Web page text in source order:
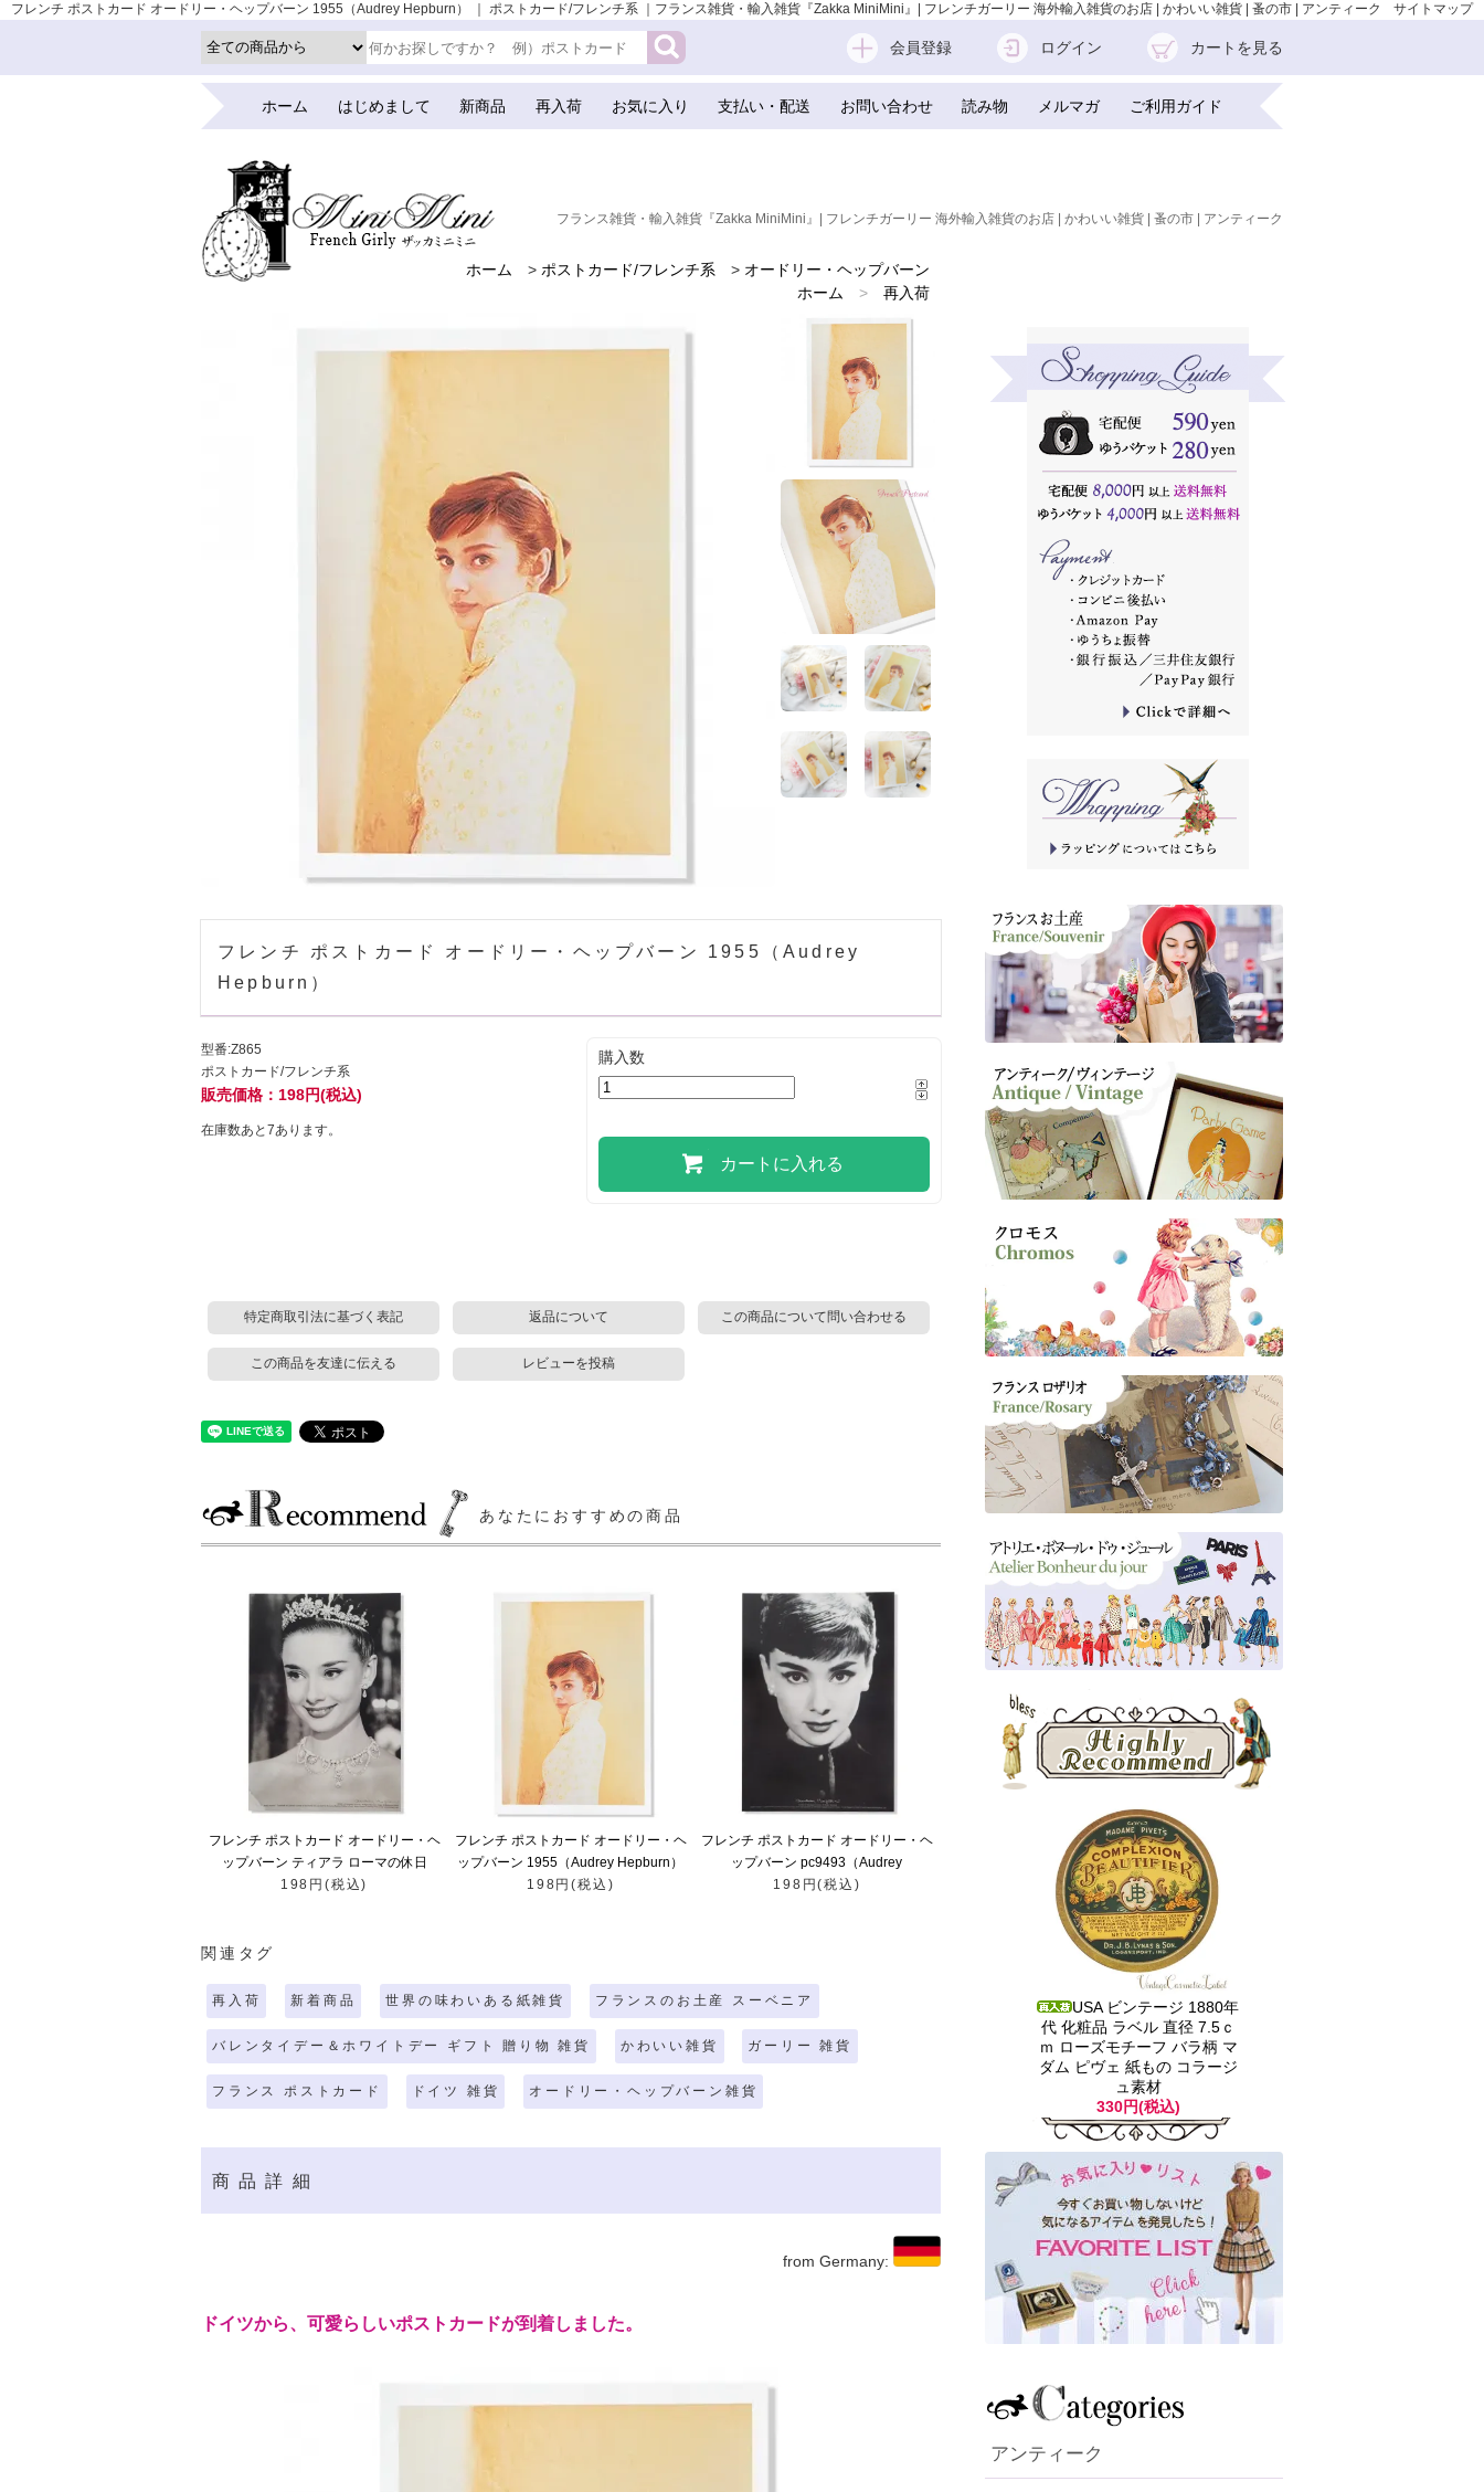
フレンチ ポストカード オードリー・ヘップバーン 1955（Audrey Hepburn） ｜ ポストカード/フレンチ系 ｜フランス雑貨・輸入雑貨『Zakka MiniMini』| フレンチガーリー 海外輸入雑貨のお店 | かわいい雑貨 | 蚤の市 | アンティーク サイトマップ
会員登録 ログイン カートを見る
ホーム はじめまして 新商品 再入荷 お気に入り 支払い・配送 お問い合わせ 読み物 メルマガ ご利用ガイド
フランス雑貨・輸入雑貨『Zakka MiniMini』| フレンチガーリー 海外輸入雑貨のお店 | かわいい雑貨 | 蚤の市 | アンティーク
ホーム > ポストカード/フレンチ系 > オードリー・ヘップバーン
ホーム
>
再入荷
新着商品
ホーム
フランスのお土産 スーベニア
バレンタイデー＆ホワイトデー ギフト 贈り物 雑貨
かわいい雑貨
ガーリー 雑貨
フランス ポストカード
ホーム
>
ドイツ 雑貨
オードリー・ヘップバーン雑貨
フレンチ ポストカード オードリー・ヘップバーン 1955（Audrey
Hepburn）
型番:Z865
ポストカード/フレンチ系
販売価格：198円(税込)
在庫数あと7あります。
購入数
カートに入れる
特定商取引法に基づく表記 返品について この商品について問い合わせる
この商品を友達に伝える レビューを投稿
あなたにおすすめの商品
フレンチ ポストカード オードリー・ヘ
ップバーン ティアラ ローマの休日
（Audrey Hepburn）
198円(税込)
フレンチ ポストカード オードリー・ヘ
ップバーン 1955（Audrey Hepburn）
198円(税込)
フレンチ ポストカード オードリー・ヘ
ップバーン pc9493（Audrey
Hepburn）
198円(税込)
関連タグ
再入荷 新着商品 世界の味わいある紙雑貨 フランスのお土産 スーベニア
バレンタイデー＆ホワイトデー ギフト 贈り物 雑貨 かわいい雑貨 ガーリー 雑貨
フランス ポストカード ドイツ 雑貨 オードリー・ヘップバーン雑貨
商品詳細
from Germany:
ドイツから、可愛らしいポストカードが到着しました。
USA ビンテージ 1880年
代 化粧品 ラベル 直径 7.5ｃ
ｍ ローズモチーフ バラ柄 マ
ダム ピヴェ 紙もの コラージ
ュ素材
330円(税込)
アンティーク